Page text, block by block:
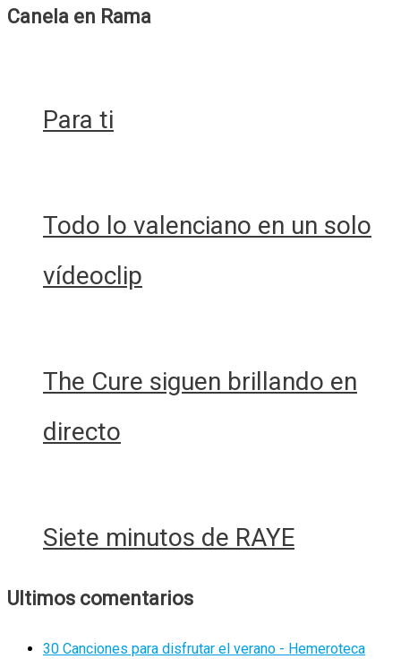
España“
Súbeme
Canela en Rama
Para ti
Todo lo valenciano en un solo
vídeoclip
The Cure siguen brillando en
directo
Siete minutos de RAYE
Ultimos comentarios
30 Canciones para disfrutar el verano - Hemeroteca